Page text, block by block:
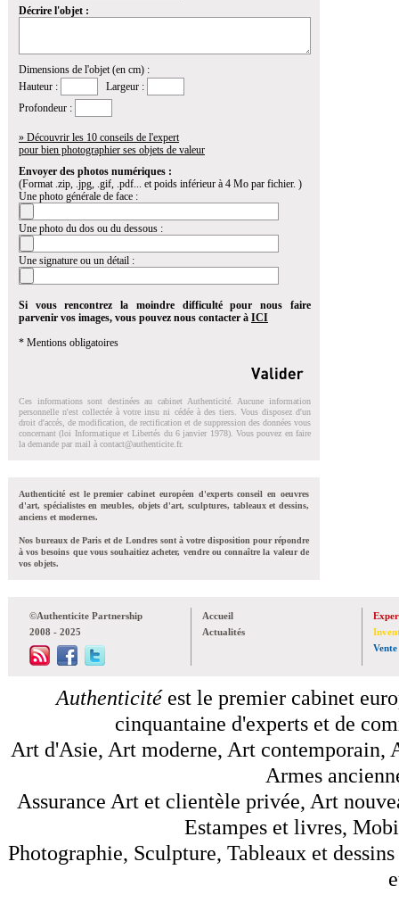
Décrire l'objet :
Dimensions de l'objet (en cm) :
Hauteur :
Largeur :
Profondeur :
» Découvrir les 10 conseils de l'expert
pour bien photographier ses objets de valeur
Envoyer des photos numériques :
(Format .zip, .jpg, .gif, .pdf... et poids inférieur à 4 Mo par fichier. )
Une photo générale de face :
Une photo du dos ou du dessous :
Une signature ou un détail :
Si vous rencontrez la moindre difficulté pour nous faire
parvenir vos images, vous pouvez nous contacter à ICI
* Mentions obligatoires
Ces informations sont destinées au cabinet Authenticité. Aucune information
personnelle n'est collectée à votre insu ni cédée à des tiers. Vous disposez d'un
droit d'accés, de modification, de rectification et de suppression des données vous
concernant (loi Informatique et Libertés du 6 janvier 1978). Vous pouvez en faire
la demande par mail à contact@authenticite.fr.
Authenticité est le premier cabinet européen d'experts conseil en oeuvres
d'art, spécialistes en meubles, objets d'art, sculptures, tableaux et dessins,
anciens et modernes.
Nos bureaux de Paris et de Londres sont à votre disposition pour répondre
à vos besoins que vous souhaitiez acheter, vendre ou connaître la valeur de
vos objets.
©Authenticite Partnership
2008 - 2025
Accueil
Actualités
Vente
Authenticitéest le premier cabinet
cinquantaine d'experts et de
Art d'Asie, Art moderne, Art contemporain,
Armes
Assurance Art et clientèle privée, Art
Estampes et livres,
Photographie, Sculpture, Tableaux et